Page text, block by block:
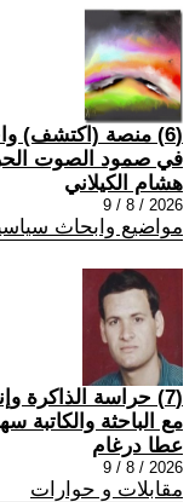
(6) منصة (اكتشف)
في صمود الصوت
هشام الكيلاني
2026 / 8 / 9
مواضيع وابحاث
(7) حراسة
مع الباحثة والكاتبة
عطا درغام
2026 / 8 / 9
مقابلات و حوارات